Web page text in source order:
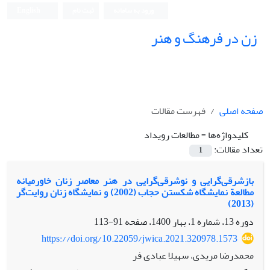
زن در فرهنگ و هنر
صفحه اصلی
فهرست مقالات
کلیدواژه‌ها =مطالعات رویداد
تعداد مقالات:
1
بازشرقی‌گرایی و نوشرقی‌گرایی در هنر معاصر زنان خاورمیانه
مطالعة نمایشگاه شکستن حجاب (2002) و نمایشگاه زنان روایت‌گر
(2013)
دوره 13، شماره 1، بهار 1400، صفحه
91-113
https://doi.org/10.22059/jwica.2021.320978.1573
محمدرضا مریدی، سهیلا عبادی فر